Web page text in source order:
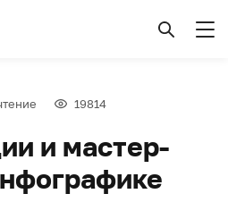
19814
и мастер-